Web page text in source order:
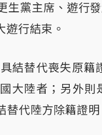
生黨主席、遊行
行結束。
結替代喪失原
大陸者；另外則
代陸方除籍證明